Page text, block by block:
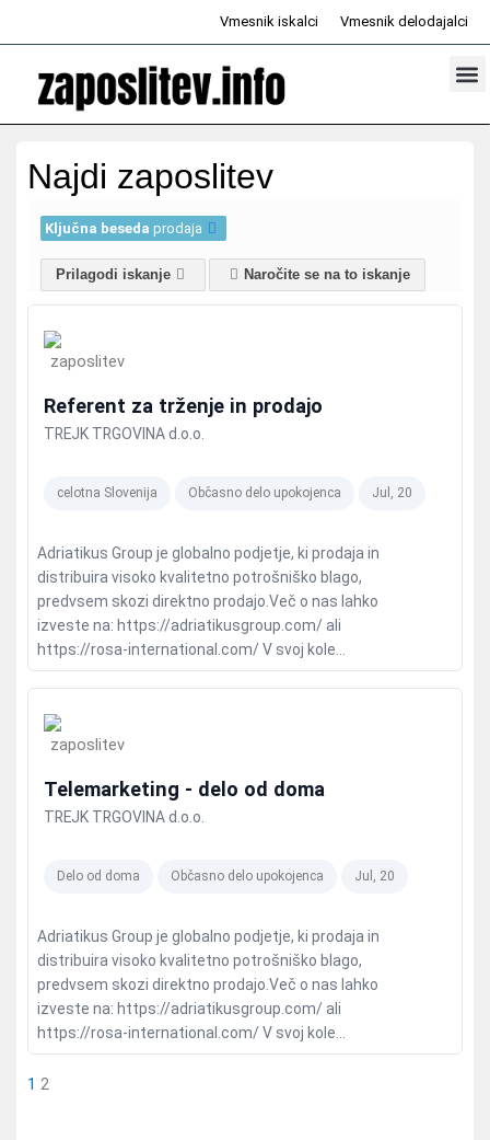
Vmesnik iskalci Vmesnik delodajalci
Najdi zaposlitev
Ključna beseda prodaja
Prilagodi iskanje Naročite se na to iskanje
Referent za trženje in prodajo
TREJK TRGOVINA d.o.o.
celotna Slovenija Občasno delo upokojenca Jul, 20
Adriatikus Group je globalno podjetje, ki prodaja in
distribuira visoko kvalitetno potrošniško blago,
predvsem skozi direktno prodajo.Več o nas lahko
izveste na: https://adriatikusgroup.com/ ali
https://rosa-international.com/ V svoj kole...
Telemarketing - delo od doma
TREJK TRGOVINA d.o.o.
Delo od doma Občasno delo upokojenca Jul, 20
Adriatikus Group je globalno podjetje, ki prodaja in
distribuira visoko kvalitetno potrošniško blago,
predvsem skozi direktno prodajo.Več o nas lahko
izveste na: https://adriatikusgroup.com/ ali
https://rosa-international.com/ V svoj kole...
1 2